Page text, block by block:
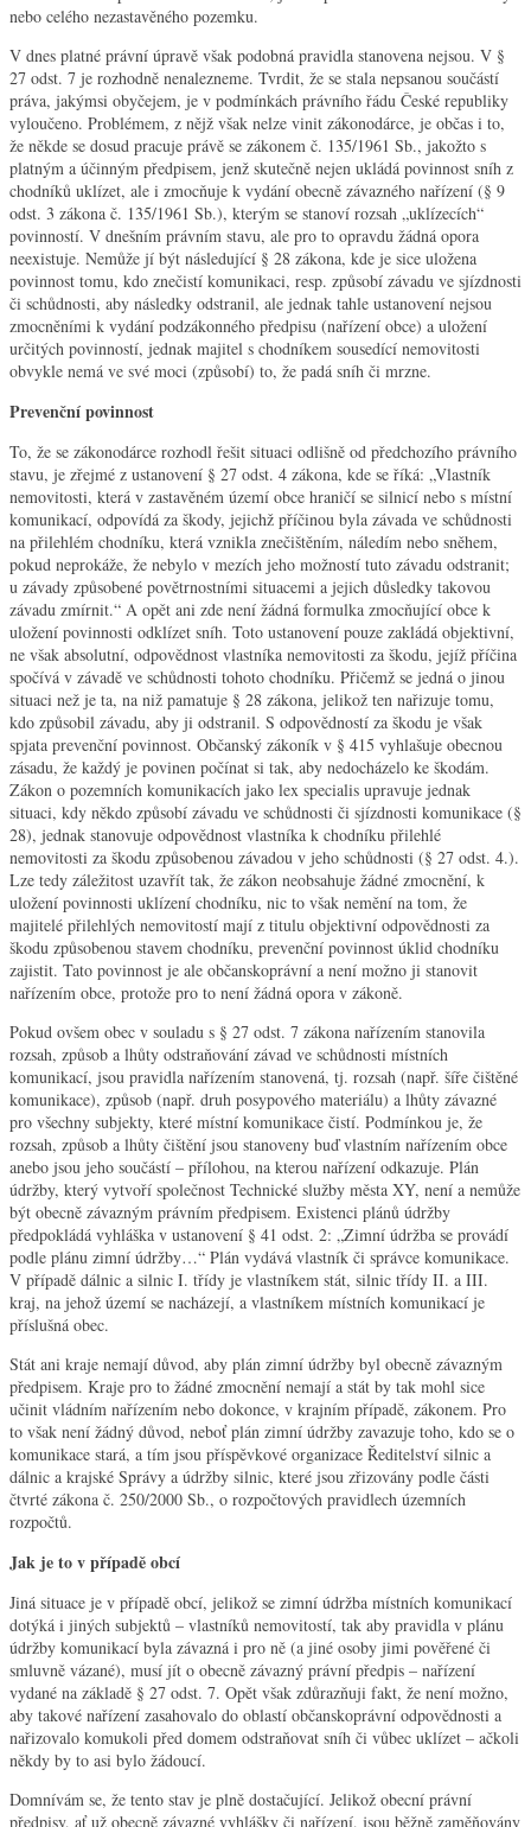
nebo celého nezastavěného pozemku.
V dnes platné právní úpravě však podobná pravidla stanovena nejsou. V §
27 odst. 7 je rozhodně nenalezneme. Tvrdit, že se stala nepsanou součástí
práva, jakýmsi obyčejem, je v podmínkách právního řádu České republiky
vyloučeno. Problémem, z nějž však nelze vinit zákonodárce, je občas i to,
že někde se dosud pracuje právě se zákonem č. 135/1961 Sb., jakožto s
platným a účinným předpisem, jenž skutečně nejen ukládá povinnost sníh z
chodníků uklízet, ale i zmocňuje k vydání obecně závazného nařízení (§ 9
odst. 3 zákona č. 135/1961 Sb.), kterým se stanoví rozsah „uklízecích“
povinností. V dnešním právním stavu, ale pro to opravdu žádná opora
neexistuje. Nemůže jí být následující § 28 zákona, kde je sice uložena
povinnost tomu, kdo znečistí komunikaci, resp. způsobí závadu ve sjízdnosti
či schůdnosti, aby následky odstranil, ale jednak tahle ustanovení nejsou
zmocněními k vydání podzákonného předpisu (nařízení obce) a uložení
určitých povinností, jednak majitel s chodníkem sousedící nemovitosti
obvykle nemá ve své moci (způsobí) to, že padá sníh či mrzne.
Prevenční povinnost
To, že se zákonodárce rozhodl řešit situaci odlišně od předchozího právního
stavu, je zřejmé z ustanovení § 27 odst. 4 zákona, kde se říká: „Vlastník
nemovitosti, která v zastavěném území obce hraničí se silnicí nebo s místní
komunikací, odpovídá za škody, jejichž příčinou byla závada ve schůdnosti
na přilehlém chodníku, která vznikla znečištěním, náledím nebo sněhem,
pokud neprokáže, že nebylo v mezích jeho možností tuto závadu odstranit;
u závady způsobené povětrnostními situacemi a jejich důsledky takovou
závadu zmírnit.“ A opět ani zde není žádná formulka zmocňující obce k
uložení povinnosti odklízet sníh. Toto ustanovení pouze zakládá objektivní,
ne však absolutní, odpovědnost vlastníka nemovitosti za škodu, jejíž příčina
spočívá v závadě ve schůdnosti tohoto chodníku. Přičemž se jedná o jinou
situaci než je ta, na niž pamatuje § 28 zákona, jelikož ten nařizuje tomu,
kdo způsobil závadu, aby ji odstranil. S odpovědností za škodu je však
spjata prevenční povinnost. Občanský zákoník v § 415 vyhlašuje obecnou
zásadu, že každý je povinen počínat si tak, aby nedocházelo ke škodám.
Zákon o pozemních komunikacích jako lex specialis upravuje jednak
situaci, kdy někdo způsobí závadu ve schůdnosti či sjízdnosti komunikace (§
28), jednak stanovuje odpovědnost vlastníka k chodníku přilehlé
nemovitosti za škodu způsobenou závadou v jeho schůdnosti (§ 27 odst. 4.).
Lze tedy záležitost uzavřít tak, že zákon neobsahuje žádné zmocnění, k
uložení povinnosti uklízení chodníku, nic to však nemění na tom, že
majitelé přilehlých nemovitostí mají z titulu objektivní odpovědnosti za
škodu způsobenou stavem chodníku, prevenční povinnost úklid chodníku
zajistit. Tato povinnost je ale občanskoprávní a není možno ji stanovit
nařízením obce, protože pro to není žádná opora v zákoně.
Pokud ovšem obec v souladu s § 27 odst. 7 zákona nařízením stanovila
rozsah, způsob a lhůty odstraňování závad ve schůdnosti místních
komunikací, jsou pravidla nařízením stanovená, tj. rozsah (např. šíře čištěné
komunikace), způsob (např. druh posypového materiálu) a lhůty závazné
pro všechny subjekty, které místní komunikace čistí. Podmínkou je, že
rozsah, způsob a lhůty čištění jsou stanoveny buď vlastním nařízením obce
anebo jsou jeho součástí – přílohou, na kterou nařízení odkazuje. Plán
údržby, který vytvoří společnost Technické služby města XY, není a nemůže
být obecně závazným právním předpisem. Existenci plánů údržby
předpokládá vyhláška v ustanovení § 41 odst. 2: „Zimní údržba se provádí
podle plánu zimní údržby…“ Plán vydává vlastník či správce komunikace.
V případě dálnic a silnic I. třídy je vlastníkem stát, silnic třídy II. a III.
kraj, na jehož území se nacházejí, a vlastníkem místních komunikací je
příslušná obec.
Stát ani kraje nemají důvod, aby plán zimní údržby byl obecně závazným
předpisem. Kraje pro to žádné zmocnění nemají a stát by tak mohl sice
učinit vládním nařízením nebo dokonce, v krajním případě, zákonem. Pro
to však není žádný důvod, neboť plán zimní údržby zavazuje toho, kdo se o
komunikace stará, a tím jsou příspěvkové organizace Ředitelství silnic a
dálnic a krajské Správy a údržby silnic, které jsou zřizovány podle části
čtvrté zákona č. 250/2000 Sb., o rozpočtových pravidlech územních
rozpočtů.
Jak je to v případě obcí
Jiná situace je v případě obcí, jelikož se zimní údržba místních komunikací
dotýká i jiných subjektů – vlastníků nemovitostí, tak aby pravidla v plánu
údržby komunikací byla závazná i pro ně (a jiné osoby jimi pověřené či
smluvně vázané), musí jít o obecně závazný právní předpis – nařízení
vydané na základě § 27 odst. 7. Opět však zdůrazňuji fakt, že není možno,
aby takové nařízení zasahovalo do oblastí občanskoprávní odpovědnosti a
nařizovalo komukoli před domem odstraňovat sníh či vůbec uklízet – ačkoli
někdy by to asi bylo žádoucí.
Domnívám se, že tento stav je plně dostačující. Jelikož obecní právní
předpisy, ať už obecně závazné vyhlášky či nařízení, jsou běžně zaměňovány